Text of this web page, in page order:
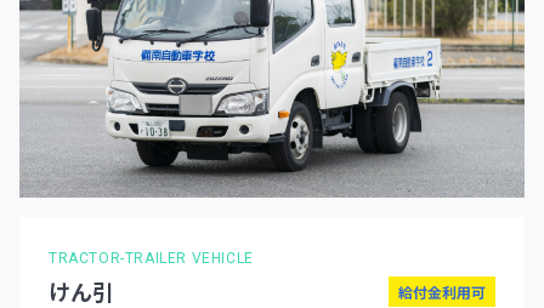
TRACTOR-TRAILER VEHICLE
けん引 給付金利用可